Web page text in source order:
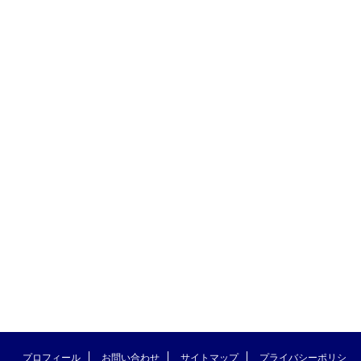
プロフィール お問い合わせ サイトマップ プライバシーポリシ